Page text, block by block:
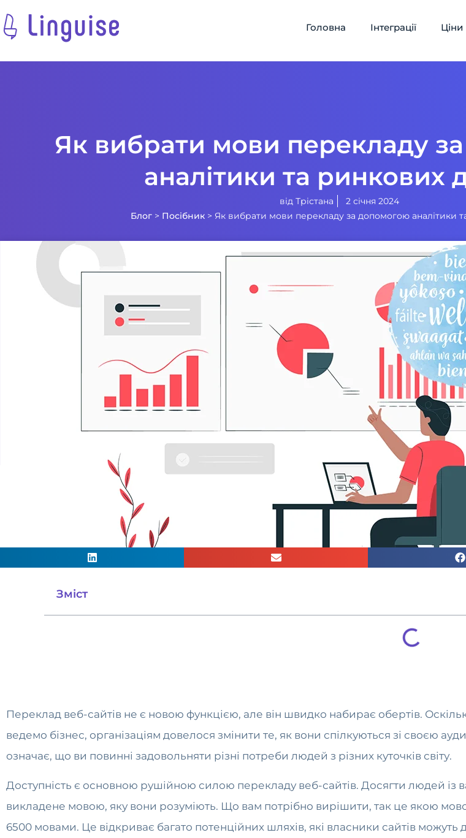
Головна Інтеграції Ціни
Як вибрати мови перекладу
аналітики та ринкових
від Трістана
2 січня 2024
Блог > Посібник > Як вибрати мови перекладу за допомогою аналітики
Зміст
Переклад веб-сайтів не є новою функцією, але він швидко набирає обертів.
ведемо бізнес, організаціям довелося змінити те, як вони спілкуються зі своєю
означає, що ви повинні задовольняти різні потреби людей з різних куточків світу.
Доступність є основною рушійною силою перекладу веб-сайтів. Досягти людей
викладене мовою, яку вони розуміють. Що вам потрібно вирішити, так це якою
6500 мовами. Це відкриває багато потенційних шляхів, які власники сайтів